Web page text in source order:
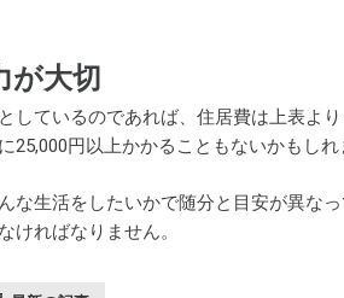
が大切
しているのであれば、住居費は上表よ
25,000円以上かかることもないかもしれ
な生活をしたいかで随分と目安が異な
ければなりません。